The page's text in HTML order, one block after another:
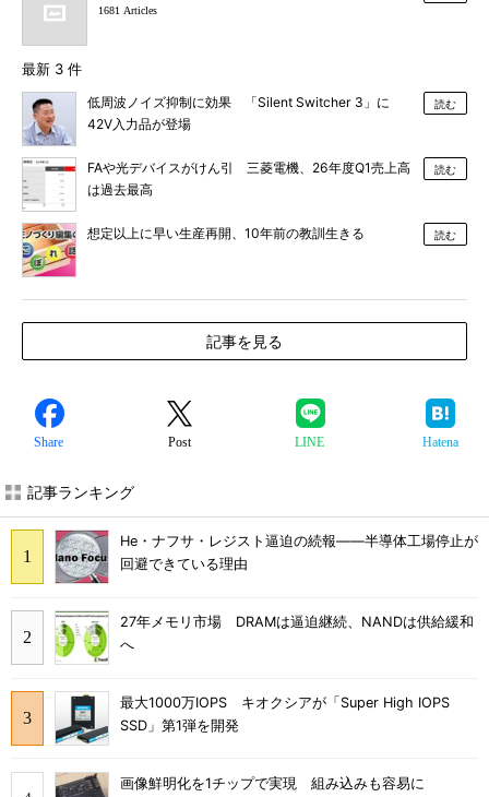
1681 Articles
最新 3 件
低周波ノイズ抑制に効果 「Silent Switcher 3」に
42V入力品が登場
読む
FAや光デバイスがけん引 三菱電機、26年度Q1売上高
は過去最高
読む
想定以上に早い生産再開、10年前の教訓生きる 読む
記事を見る
Share Post LINE Hatena
記事ランキング
He・ナフサ・レジスト逼迫の続報――半導体工場停止が
回避できている理由
27年メモリ市場 DRAMは逼迫継続、NANDは供給緩和
へ
最大1000万IOPS キオクシアが「Super High IOPS
SSD」第1弾を開発
画像鮮明化を1チップで実現 組み込みも容易に